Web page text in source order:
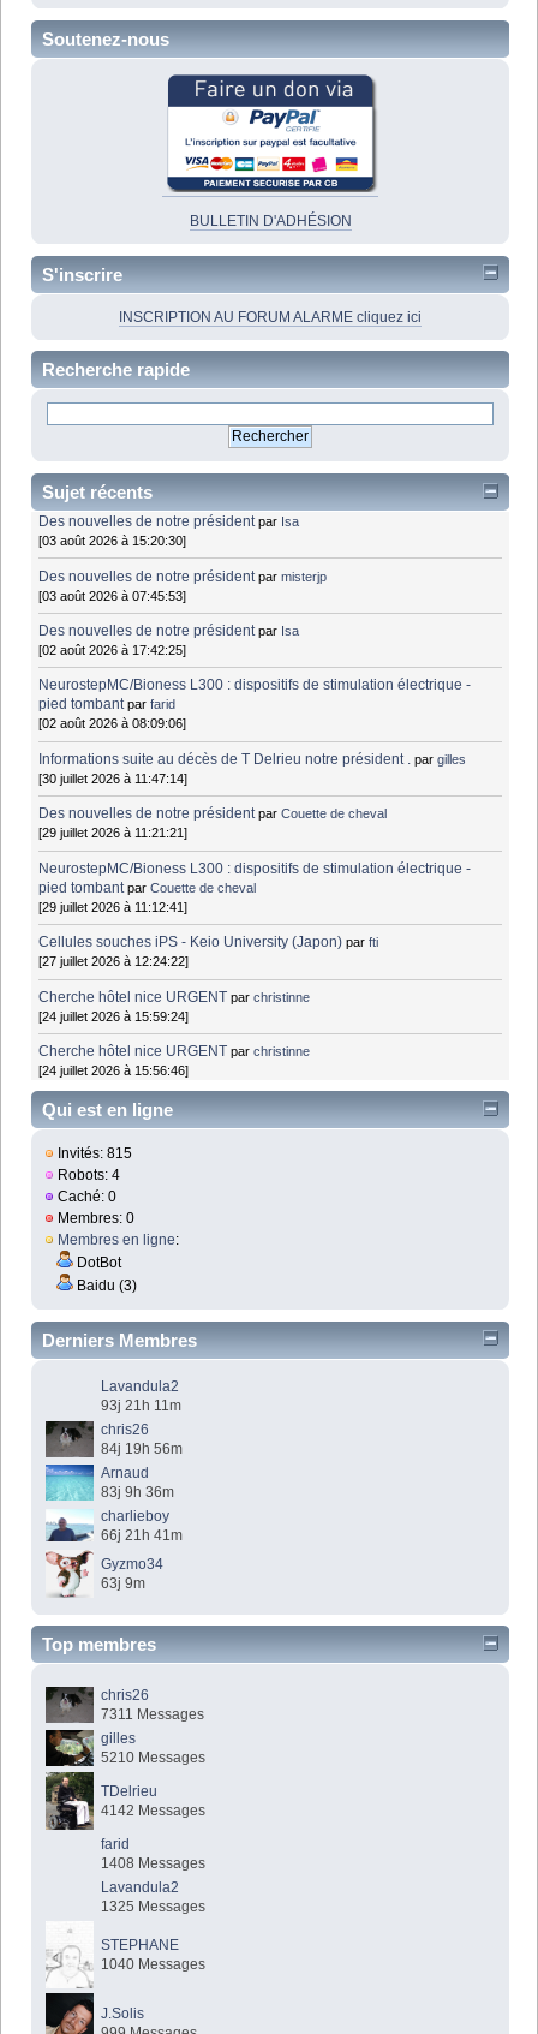
Soutenez-nous
BULLETIN D'ADHÉSION
S'inscrire
INSCRIPTION AU FORUM ALARME cliquez ici
Recherche rapide
Sujet récents
Des nouvelles de notre président par Isa
[03 août 2026 à 15:20:30]
Des nouvelles de notre président parmisterjp
[03 août 2026 à 07:45:53]
Des nouvelles de notre président par Isa
[02 août 2026 à 17:42:25]
NeurostepMC/Bioness L300 : dispositifs de stimulation électrique -
pied tombant parfarid
[02 août 2026 à 08:09:06]
Informations suite au décès de T Delrieu notre président . pargilles
[30 juillet 2026 à 11:47:14]
Des nouvelles de notre président parCouette de cheval
[29 juillet 2026 à 11:21:21]
NeurostepMC/Bioness L300 : dispositifs de stimulation électrique -
pied tombant parCouette de cheval
[29 juillet 2026 à 11:12:41]
Cellules souches iPS - Keio University (Japon) parfti
[27 juillet 2026 à 12:24:22]
Cherche hôtel nice URGENT parchristinne
[24 juillet 2026 à 15:59:24]
Cherche hôtel nice URGENT parchristinne
[24 juillet 2026 à 15:56:46]
Qui est en ligne
Invités: 815
Robots: 4
Caché: 0
Membres: 0
Membres en ligne:
DotBot
Baidu (3)
Derniers Membres
Lavandula2
93j 21h 11m
chris26
84j 19h 56m
Arnaud
83j 9h 36m
charlieboy
66j 21h 41m
Gyzmo34
63j 9m
Top membres
chris26
7311 Messages
gilles
5210 Messages
TDelrieu
4142 Messages
farid
1408 Messages
Lavandula2
1325 Messages
STEPHANE
1040 Messages
J.Solis